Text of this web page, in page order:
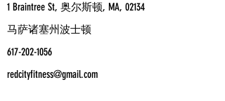
1 Braintree St, 奥尔斯顿, MA, 02134
马萨诸塞州波士顿
617-202-1056
redcityfitness@gmail.com